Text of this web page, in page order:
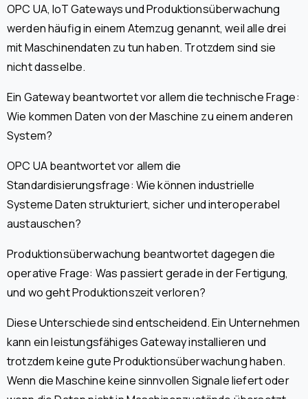
OPC UA, IoT Gateways und Produktionsüberwachung
werden häufig in einem Atemzug genannt, weil alle drei
mit Maschinendaten zu tun haben. Trotzdem sind sie
nicht dasselbe.
Ein Gateway beantwortet vor allem die technische Frage:
Wie kommen Daten von der Maschine zu einem anderen
System?
OPC UA beantwortet vor allem die
Standardisierungsfrage: Wie können industrielle
Systeme Daten strukturiert, sicher und interoperabel
austauschen?
Produktionsüberwachung beantwortet dagegen die
operative Frage: Was passiert gerade in der Fertigung,
und wo geht Produktionszeit verloren?
Diese Unterschiede sind entscheidend. Ein Unternehmen
kann ein leistungsfähiges Gateway installieren und
trotzdem keine gute Produktionsüberwachung haben.
Wenn die Maschine keine sinnvollen Signale liefert oder